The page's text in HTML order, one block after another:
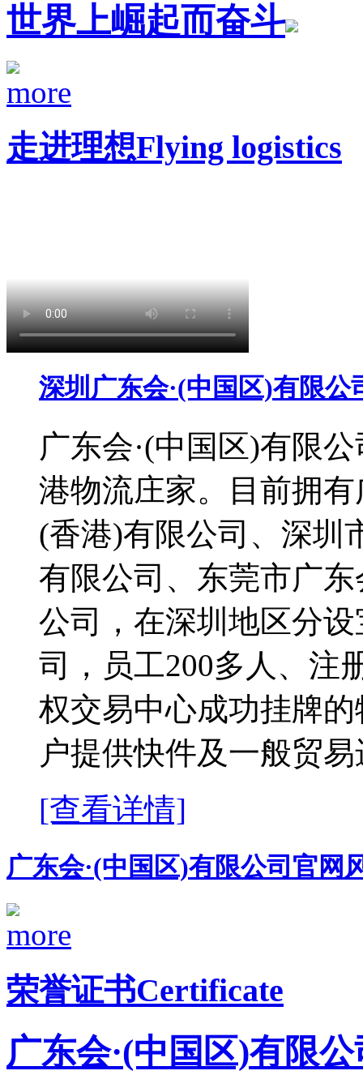
世界上崛起而奋斗
走进理想Flying logistics
深圳广东会·(中国区)有限
广东会·(中国区)有限
港物流庄家。目前拥
(香港)有限公司、深圳
有限公司、东莞市广
公司，在深圳地区分
司，员工200多人、注
权交易中心成功挂牌
户提供快件及一般贸
[查看详情]
广东会·(中国区)有限公司官网
荣誉证书Certificate
广东会·(中国区)有限